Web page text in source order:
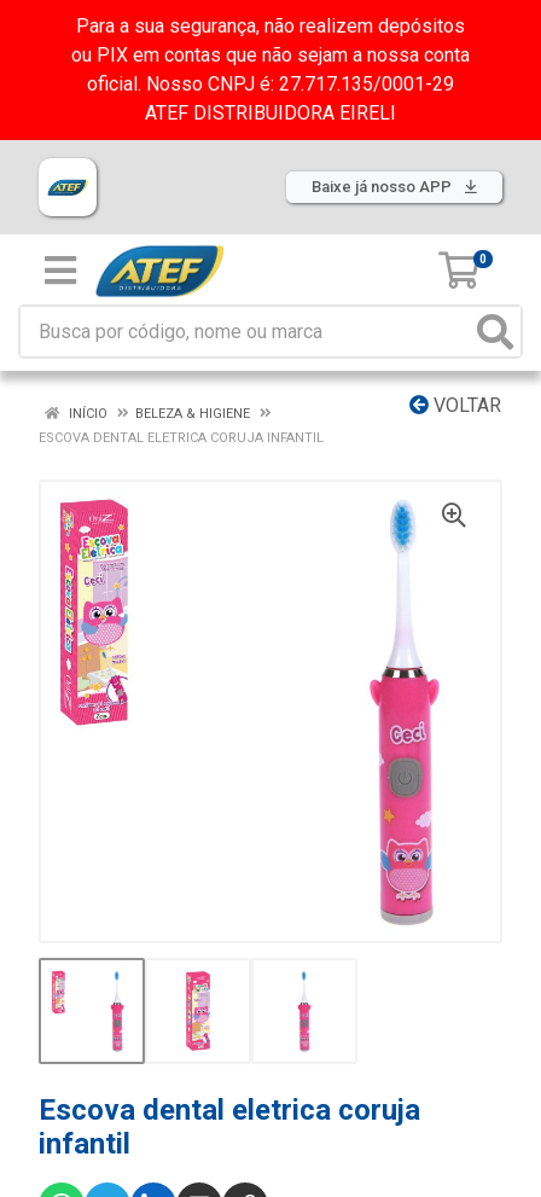
Para a sua segurança, não realizem depósitos
ou PIX em contas que não sejam a nossa conta
oficial. Nosso CNPJ é: 27.717.135/0001-29
ATEF DISTRIBUIDORA EIRELI
Baixe já nosso APP
0
VOLTAR
INÍCIO
BELEZA & HIGIENE
ESCOVA DENTAL ELETRICA CORUJA INFANTIL
Escova dental eletrica coruja
infantil